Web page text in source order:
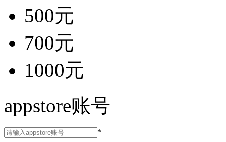
500元
700元
1000元
appstore账号
*